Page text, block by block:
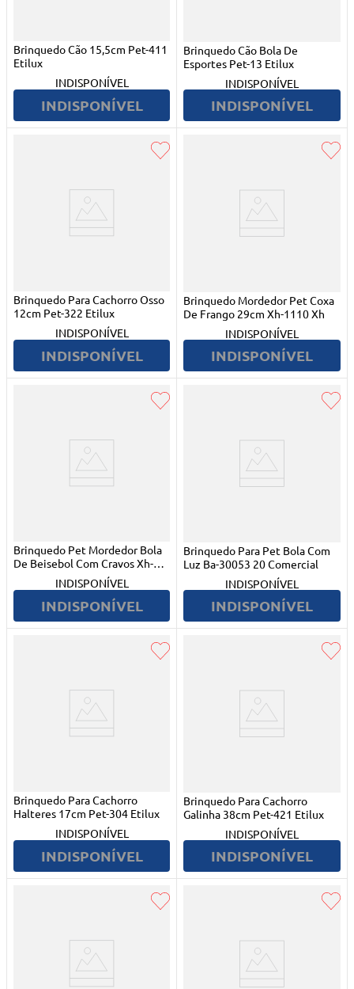
Brinquedo Cão 15,5cm Pet-411
Etilux
INDISPONÍVEL
INDISPONÍVEL
Brinquedo Cão Bola De
Esportes Pet-13 Etilux
INDISPONÍVEL
INDISPONÍVEL
Brinquedo Para Cachorro Osso
12cm Pet-322 Etilux
INDISPONÍVEL
INDISPONÍVEL
Brinquedo Mordedor Pet Coxa
De Frango 29cm Xh-1110 Xh
INDISPONÍVEL
INDISPONÍVEL
Brinquedo Pet Mordedor Bola
De Beisebol Com Cravos Xh-
INDISPONÍVEL
INDISPONÍVEL
Brinquedo Para Pet Bola Com
Luz Ba-30053 20 Comercial
INDISPONÍVEL
INDISPONÍVEL
Brinquedo Para Cachorro
Halteres 17cm Pet-304 Etilux
INDISPONÍVEL
INDISPONÍVEL
Brinquedo Para Cachorro
Galinha 38cm Pet-421 Etilux
INDISPONÍVEL
INDISPONÍVEL